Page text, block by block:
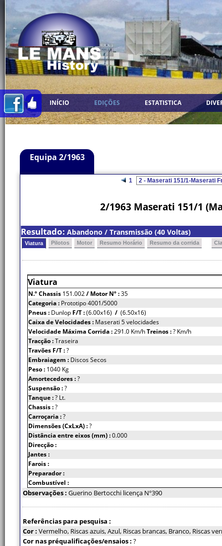
INÍCIO EDIÇÕES ESTATISTICA
Equipa 2/1963
1
2/1963 Maserati 151/1
Resultado: Abandono / Transmissão (40 Voltas)
Viatura Pilotos Motor Resumo Horário Resumo da corrida
Viatura
N.º Chassis 151.002/ Motor Nº :35
Categoria : Prototipo 4001/5000
Pneus : Dunlop F/T :(6.00x16) / (6.50x16)
Caixa de Velocidades : Maserati 5 velocidades
Velocidade Máxima Corrida :291.0 Km/hTreinos :? Km/h
Tracção :Traseira
Travões F/T :?
Embraiagem : Discos Secos
Peso : 1040 Kg
Amortecedores :?
Suspensão :?
Tanque :? Lt.
Chassis :?
Carroçaria :?
Dimensões (CxLxA) :?
Distância entre eixos (mm) :0.000
Direcção :
Jantes :
Farois :
Preparador :
Combustível :
Observações : Guerino Bertocchi licença Nº390
Referências para pesquisa :
Cor : Vermelho, Riscas azuis, Azul, Riscas brancas, Branco, Riscas
Cor nas préqualificações/ensaios : ?